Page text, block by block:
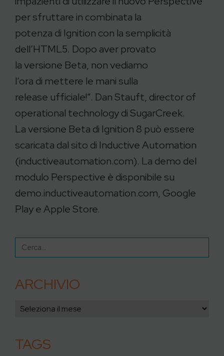
per sfruttare in combinata la
potenza di Ignition con la semplicità
dell’HTML5. Dopo aver provato
la versione Beta, non vediamo
l’ora di mettere le mani sulla
release ufficiale!”. Dan Stauft, director of
operational technology di SugarCreek.
La versione Beta di Ignition 8 può essere
scaricata dal sito di Inductive Automation
(inductiveautomation.com). La demo del
modulo Perspective è disponibile su
demo.inductiveautomation.com, Google
Play e Apple Store.
ARCHIVIO
TAGS